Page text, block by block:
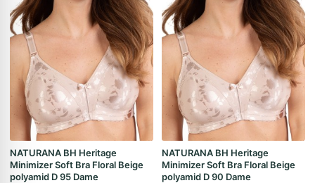
NATURANA BH Heritage
Minimizer Soft Bra Floral Beige
polyamid D 95 Dame
NATURANA BH Heritage
Minimizer Soft Bra Floral Beige
polyamid D 90 Dame